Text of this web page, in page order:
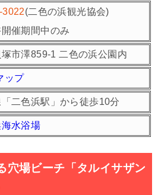
(二色の浜観光協会)
催期間中のみ
市澤859-1 二色の浜公園内
ップ
二色浜駅」から徒歩10分
水浴場
穴場ビーチ「タルイサザン